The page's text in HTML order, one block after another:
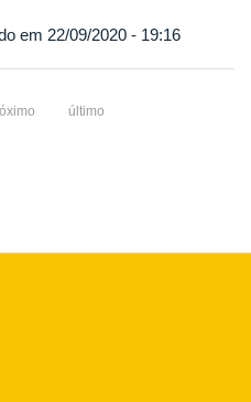
em 22/09/2020 - 19:16
último